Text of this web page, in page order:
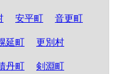
安平町 音更町
延町 更別村
丹町 剣淵町